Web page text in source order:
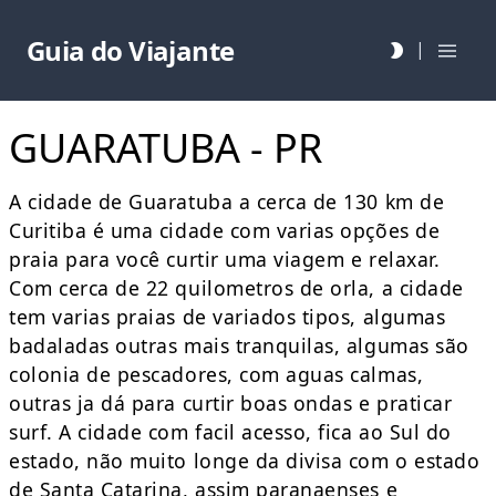
Guia do Viajante |
GUARATUBA - PR
A cidade de Guaratuba a cerca de 130 km de
Curitiba é uma cidade com varias opções de
praia para você curtir uma viagem e relaxar.
Com cerca de 22 quilometros de orla, a cidade
tem varias praias de variados tipos, algumas
badaladas outras mais tranquilas, algumas são
colonia de pescadores, com aguas calmas,
outras ja dá para curtir boas ondas e praticar
surf. A cidade com facil acesso, fica ao Sul do
estado, não muito longe da divisa com o estado
de Santa Catarina, assim paranaenses e